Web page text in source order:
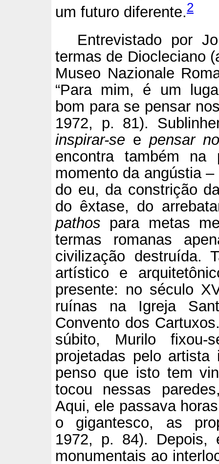
um futuro diferente.2
Entrevistado por
termas de Diocleciano
Museo Nazionale
“Para mim, é um
bom para se pensar
1972, p. 81).
inspirar-se epensar
encontra também
momento da angústia
do eu, da constrição
do êxtase, do
pathos para metas
termas romanas
civilização destruída.
artístico e
presente: no século
ruínas na Igreja
Convento dos
súbito, Murilo
projetadas pelo artista
penso que isto tem
tocou nessas
Aqui, ele passava
o gigantesco, as
1972, p. 84). Depois,
monumentais ao